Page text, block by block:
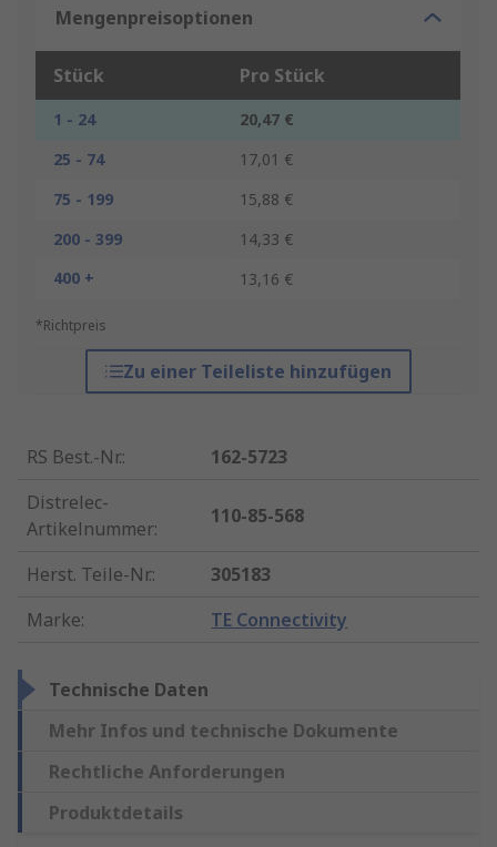
Mengenpreisoptionen
Stück Pro Stück
1 - 24
20,47 €
25 - 74
17,01 €
75 - 199
15,88 €
200 - 399
14,33 €
400 +
13,16 €
*Richtpreis
Zu einer Teileliste hinzufügen
RS Best.-Nr.:
162-5723
Distrelec-
Artikelnummer:
110-85-568
Herst. Teile-Nr.:
305183
Marke: TE Connectivity
Technische Daten
Mehr Infos und technische Dokumente
Rechtliche Anforderungen
Produktdetails